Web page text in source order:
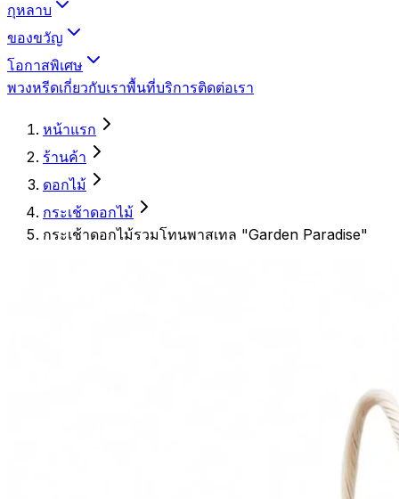
กุหลาบ
ของขวัญ
โอกาสพิเศษ
พวงหรีดเกี่ยวกับเราพื้นที่บริการติดต่อเรา
หน้าแรก
ร้านค้า
ดอกไม้
กระเช้าดอกไม้
กระเช้าดอกไม้รวมโทนพาสเทล "Garden Paradise"